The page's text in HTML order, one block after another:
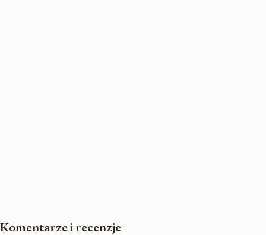
Komentarze i recenzje